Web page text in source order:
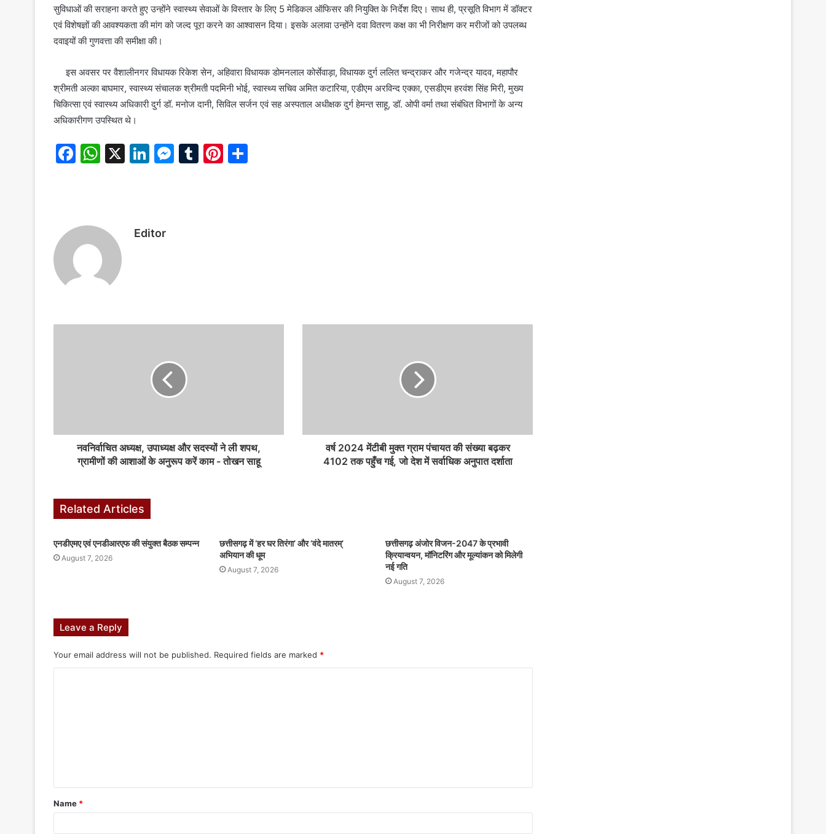
सुविधाओं की सराहना करते हुए उन्होंने स्वास्थ्य सेवाओं के विस्तार के लिए 5 मेडिकल ऑफिसर की नियुक्ति के निर्देश दिए। साथ ही, प्रसूति विभाग में डॉक्टर
एवं विशेषज्ञों की आवश्यकता की मांग को जल्द पूरा करने का आश्वासन दिया। इसके अलावा उन्होंने दवा वितरण कक्ष का भी निरीक्षण कर मरीजों को उपलब्ध
दवाइयों की गुणवत्ता की समीक्षा की।
इस अवसर पर वैशालीनगर विधायक रिकेश सेन, अहिवारा विधायक डोमनलाल कोर्सेवाड़ा, विधायक दुर्ग ललित चन्द्राकर और गजेन्द्र यादव, महापौर
श्रीमती अल्का बाघमार, स्वास्थ्य संचालक श्रीमती पदमिनी भोई, स्वास्थ्य सचिव अमित कटारिया, एडीएम अरविन्द एक्का, एसडीएम हरवंश सिंह मिरी, मुख्य
चिकित्सा एवं स्वास्थ्य अधिकारी दुर्ग डॉ. मनोज दानी, सिविल सर्जन एवं सह अस्पताल अधीक्षक दुर्ग हेमन्त साहू, डॉ. ओपी वर्मा तथा संबंधित विभागों के अन्य
अधिकारीगण उपस्थित थे।
F
b
o
o
W
A
p
p
X
Li
dI
M T
Pi
Editor
नवनिर्वाचित अध्यक्ष, उपाध्यक्ष और सदस्यों ने ली शपथ,
ग्रामीणों की आशाओं के अनुरूप करें काम - तोखन साहू
वर्ष 2024 मेंटीबी मुक्त ग्राम पंचायत की संख्या बढ़कर
4102 तक पहुँच गई, जो देश में सर्वाधिक अनुपात दर्शाता
Related Articles
एनडीएमए एवं एनडीआरएफ की संयुक्त बैठक सम्पन्न
August 7, 2026
छत्तीसगढ़ में ‘हर घर तिरंगा’ और ‘वंदे मातरम्’
अभियान की धूम
August 7, 2026
छत्तीसगढ़ अंजोर विजन-2047 के प्रभावी
क्रियान्वयन, मॉनिटरिंग और मूल्यांकन को मिलेगी
नई गति
August 7, 2026
Leave a Reply
Your email address will not be published. Required fields are marked *
Name *